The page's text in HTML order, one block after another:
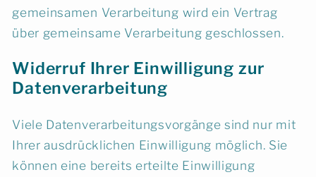
gemeinsamen Verarbeitung wird ein Vertrag
über gemeinsame Verarbeitung geschlossen.
Widerruf Ihrer Einwilligung zur
Datenverarbeitung
Viele Datenverarbeitungsvorgänge sind nur mit
Ihrer ausdrücklichen Einwilligung möglich. Sie
können eine bereits erteilte Einwilligung